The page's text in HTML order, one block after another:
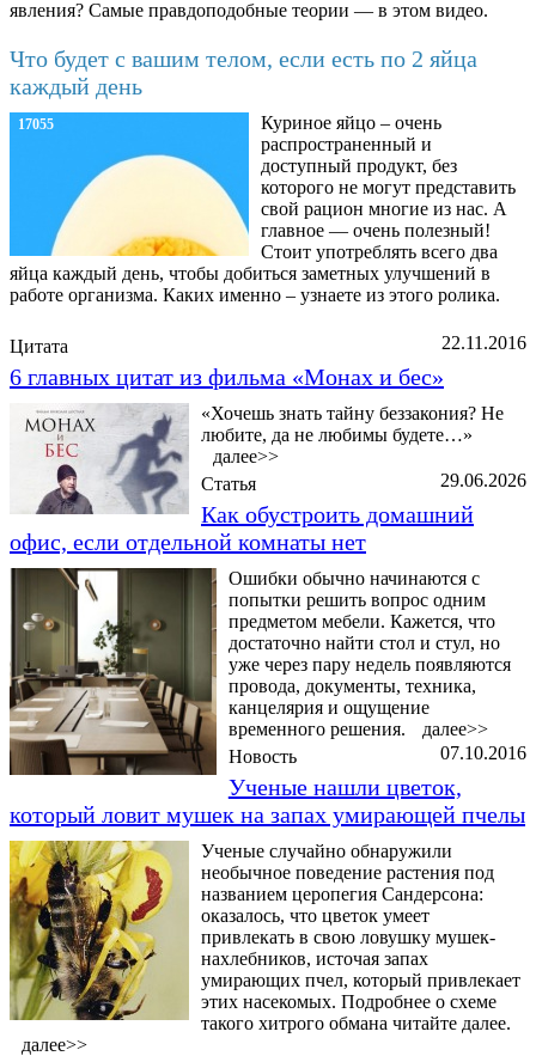
явления? Самые правдоподобные теории — в этом видео.
Что будет с вашим телом, если есть по 2 яйца
каждый день
17055
Куриное яйцо – очень
распространенный и
доступный продукт, без
которого не могут представить
свой рацион многие из нас. А
главное — очень полезный!
Стоит употреблять всего два
яйца каждый день, чтобы добиться заметных улучшений в
работе организма. Каких именно – узнаете из этого ролика.
22.11.2016
Цитата
6 главных цитат из фильма «Монах и бес»
«Хочешь знать тайну беззакония? Не
любите, да не любимы будете…»
далее>>
29.06.2026
Статья
Как обустроить домашний
офис, если отдельной комнаты нет
Ошибки обычно начинаются с
попытки решить вопрос одним
предметом мебели. Кажется, что
достаточно найти стол и стул, но
уже через пару недель появляются
провода, документы, техника,
канцелярия и ощущение
временного решения.
далее>>
07.10.2016
Новость
Ученые нашли цветок,
который ловит мушек на запах умирающей пчелы
Ученые случайно обнаружили
необычное поведение растения под
названием церопегия Сандерсона:
оказалось, что цветок умеет
привлекать в свою ловушку мушек-
нахлебников, источая запах
умирающих пчел, который привлекает
этих насекомых. Подробнее о схеме
такого хитрого обмана читайте далее.
далее>>